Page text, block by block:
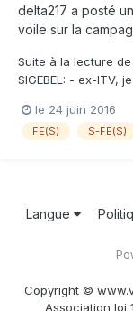
delta217 a posté
voile sur la
Suite à la lecture
SIGEBEL: - ex-ITV,
classe. - j'ai pigé
examinateurs itou,
le 24 juin 2016
FE(S) S-FE(S)
Langue
Copyright ©
Association loi